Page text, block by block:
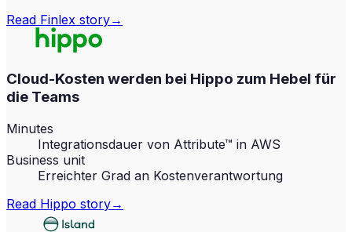
Read Finlex story→
Cloud-Kosten werden bei Hippo zum Hebel für
die Teams
Minutes
Integrationsdauer von Attribute™ in AWS
Business unit
Erreichter Grad an Kostenverantwortung
Read Hippo story→